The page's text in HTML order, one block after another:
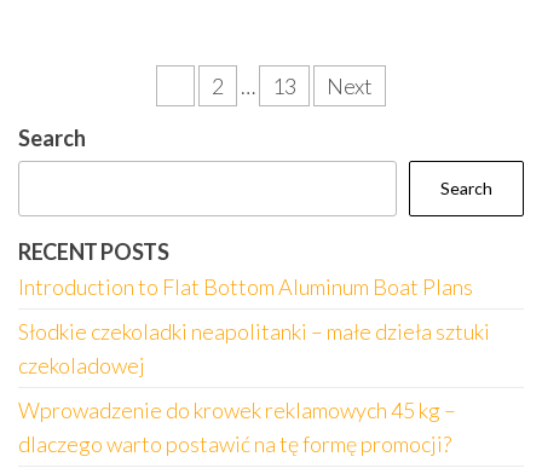
pagination
2 … 13
Next
Search
Search
RECENT POSTS
Introduction to Flat Bottom Aluminum Boat Plans
Słodkie czekoladki neapolitanki – małe dzieła sztuki
czekoladowej
Wprowadzenie do krowek reklamowych 45 kg –
dlaczego warto postawić na tę formę promocji?